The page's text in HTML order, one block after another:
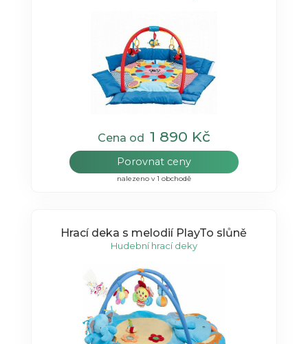
Cena od 1 890 Kč
Porovnat ceny
nalezeno v 1 obchodě
Hrací deka s melodií PlayTo slůně
Hudební hrací deky